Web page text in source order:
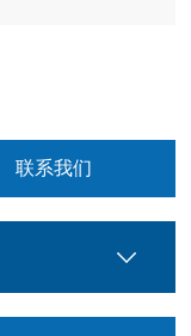
联系我们